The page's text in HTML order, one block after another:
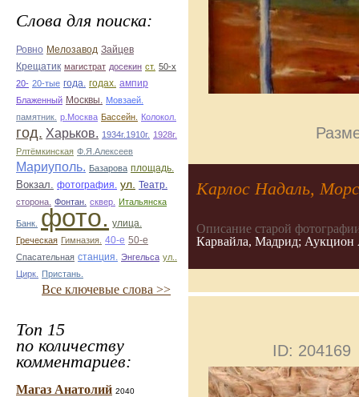
Слова для поиска:
Ровно Мелозавод Зайцев
Крещатик магистрат досекин ст. 50-х
20- 20-тые года. годах. ампир
Блаженный Москвы.
Мовзаей.
памятник. р.Москва Бассейн. Колокол.
год. Харьков. 1934г.1910г. 1928г.
Рлтёмкинская Ф.Я.Алексеев
Мариуполь. Базарова площадь.
Вокзал. фотография. ул. Театр.
сторона. Фонтан. сквер. Итальянска
Банк. фото. улица.
Греческая Гимназия. 40-е 50-е
Спасательная станция. Энгельса ул..
Цирк.
Пристань.
Все ключевые слова >>
Топ 15
по количеству
комментариев:
Магаз Анатолий 2040
Карлос Надаль,
Описание старой
Карвайла, Мадрид; Аукцион
ID: